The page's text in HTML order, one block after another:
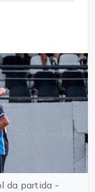
da partida -